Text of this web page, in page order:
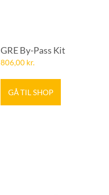
GRE By-Pass Kit
806,00 kr.
GÅ TIL SHOP